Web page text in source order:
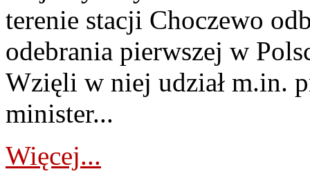
terenie stacji Choczewo
odebrania pierwszej w
Wzięli w niej udział m.in.
minister...
Więcej...